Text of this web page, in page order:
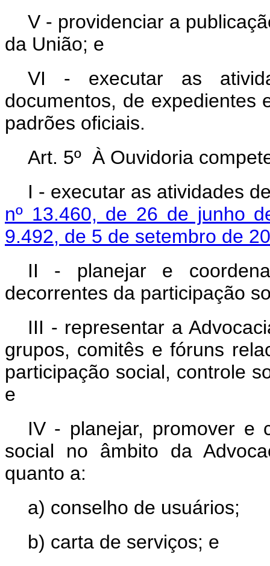
V - providenciar a
da União; e
VI - executar as
documentos, de expedientes
padrões oficiais.
Art. 5º À Ouvidoria
I - executar as atividades
nº 13.460, de 26 de junho
9.492, de 5 de setembro de
II - planejar e
decorrentes da participação
III - representar a
grupos, comitês e fóruns
participação social, controle
e
IV - planejar, promover e
social no âmbito da
quanto a:
a) conselho de usuários;
b) carta de serviços; e